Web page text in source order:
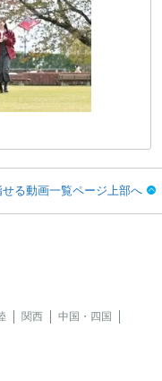
る動画一覧ページ上部へ
関西
中国・四国